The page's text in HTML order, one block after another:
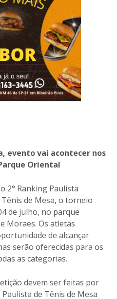
evento vai acontecer nos
Oriental
2° Ranking Paulista
de Mesa, o torneio
de julho, no parque
Moraes. Os atletas
de alcançar
serão oferecidas para os
as categorias.
devem ser feitas por
de Tênis de Mesa